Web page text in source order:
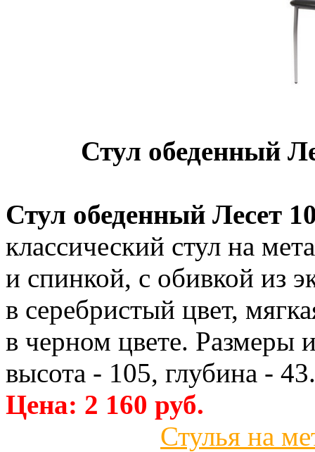
Стул обеденный
Стул обеденный Лесет
классический стул на
и спинкой, с обивкой из
в серебристый цвет,
в черном цвете. Размеры
высота - 105, глубина - 43.
Цена: 2 160 руб.
Стулья на